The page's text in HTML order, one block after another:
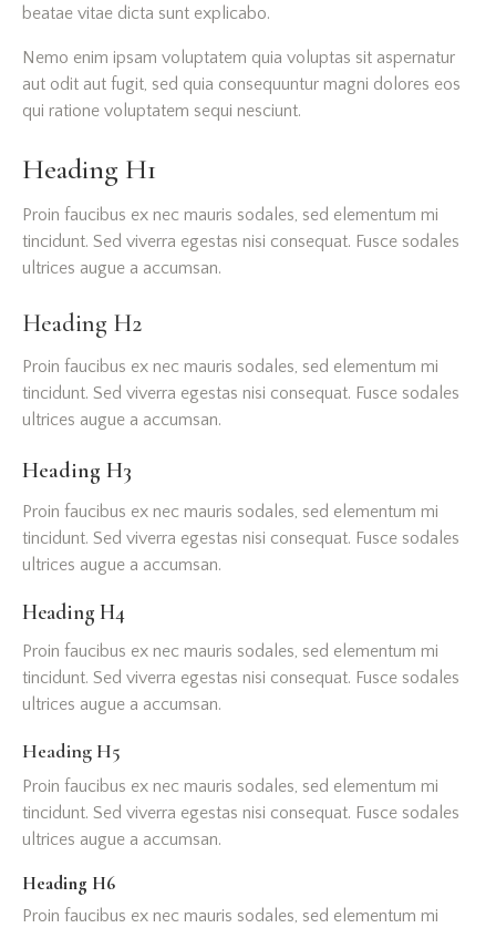
beatae vitae dicta sunt explicabo.
Nemo enim ipsam voluptatem quia voluptas sit aspernatur
aut odit aut fugit, sed quia consequuntur magni dolores eos
qui ratione voluptatem sequi nesciunt.
Heading H1
Proin faucibus ex nec mauris sodales, sed elementum mi
tincidunt. Sed viverra egestas nisi consequat. Fusce sodales
ultrices augue a accumsan.
Heading H2
Proin faucibus ex nec mauris sodales, sed elementum mi
tincidunt. Sed viverra egestas nisi consequat. Fusce sodales
ultrices augue a accumsan.
Heading H3
Proin faucibus ex nec mauris sodales, sed elementum mi
tincidunt. Sed viverra egestas nisi consequat. Fusce sodales
ultrices augue a accumsan.
Heading H4
Proin faucibus ex nec mauris sodales, sed elementum mi
tincidunt. Sed viverra egestas nisi consequat. Fusce sodales
ultrices augue a accumsan.
Heading H5
Proin faucibus ex nec mauris sodales, sed elementum mi
tincidunt. Sed viverra egestas nisi consequat. Fusce sodales
ultrices augue a accumsan.
Heading H6
Proin faucibus ex nec mauris sodales, sed elementum mi